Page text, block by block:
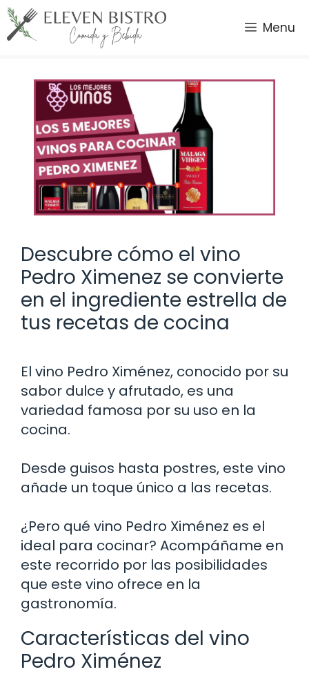
Saltar
al
contenido
Menu
Descubre cómo el vino
Pedro Ximenez se convierte
en el ingrediente estrella de
tus recetas de cocina
El vino Pedro Ximénez, conocido por su
sabor dulce y afrutado, es una
variedad famosa por su uso en la
cocina.
Desde guisos hasta postres, este vino
añade un toque único a las recetas.
¿Pero qué vino Pedro Ximénez es el
ideal para cocinar? Acompáñame en
este recorrido por las posibilidades
que este vino ofrece en la
gastronomía.
Características del vino
Pedro Ximénez